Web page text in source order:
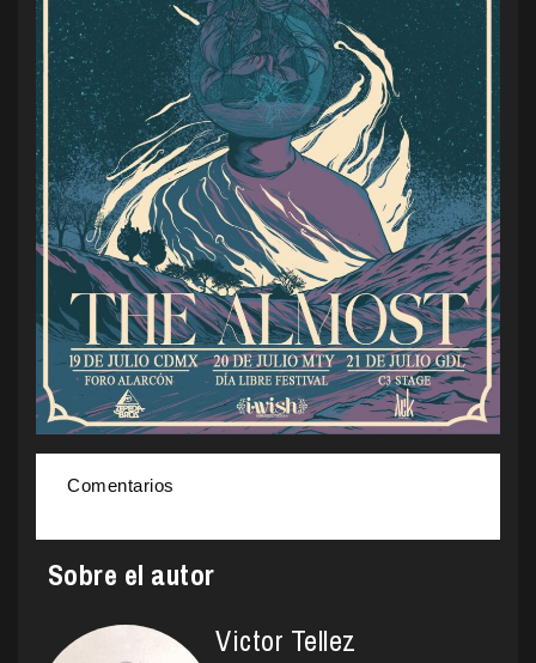
Comentarios
Sobre el autor
Victor Tellez